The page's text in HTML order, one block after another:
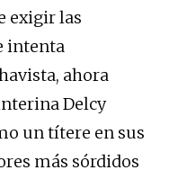
exigir las
intenta
ahora
Delcy
un títere en sus
más sórdidos